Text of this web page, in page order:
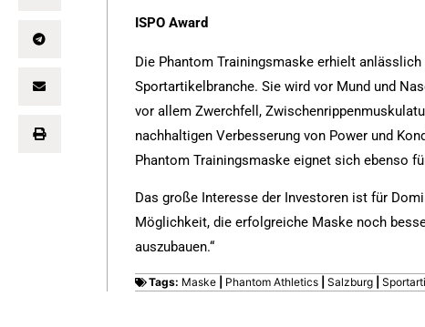
ISPO Award
Die Phantom Trainingsmaske erhielt anlässlich
Sportartikelbranche. Sie wird vor Mund und
vor allem Zwerchfell,
nachhaltigen Verbesserung von Power und
Phantom Trainingsmaske eignet sich ebenso
Das große Interesse der Investoren ist für
Möglichkeit, die erfolgreiche Maske noch
auszubauen.“
Tags: Maske Phantom Athletics |Salzburg |